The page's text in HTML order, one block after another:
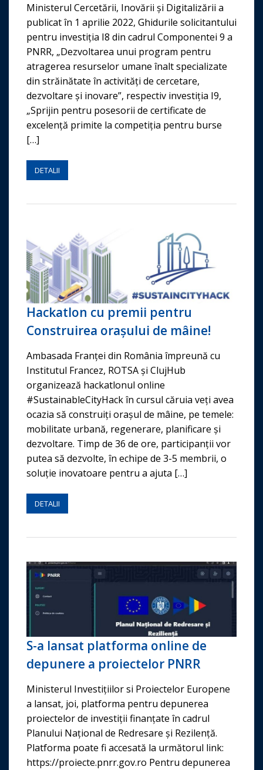
Ministerul Cercetării, Inovării și Digitalizării a
publicat în 1 aprilie 2022, Ghidurile solicitantului
pentru investiția I8 din cadrul Componentei 9 a
PNRR, „Dezvoltarea unui program pentru
atragerea resurselor umane înalt specializate
din străinătate în activități de cercetare,
dezvoltare și inovare”, respectiv investiția I9,
„Sprijin pentru posesorii de certificate de
excelență primite la competiția pentru burse
[…]
DETALII
Hackatlon cu premii pentru
Construirea orașului de mâine!
Ambasada Franței din România împreună cu
Institutul Francez, ROTSA și ClujHub
organizează hackatlonul online
#SustainableCityHack în cursul căruia veți avea
ocazia să construiți orașul de mâine, pe temele:
mobilitate urbană, regenerare, planificare și
dezvoltare. Timp de 36 de ore, participanții vor
putea să dezvolte, în echipe de 3-5 membrii, o
soluție inovatoare pentru a ajuta […]
DETALII
S-a lansat platforma online de
depunere a proiectelor PNRR
Ministerul Investițiilor si Proiectelor Europene
a lansat, joi, platforma pentru depunerea
proiectelor de investiții finanțate în cadrul
Planului Național de Redresare și Rezilență.
Platforma poate fi accesată la următorul link:
https://proiecte.pnrr.gov.ro Pentru depunerea